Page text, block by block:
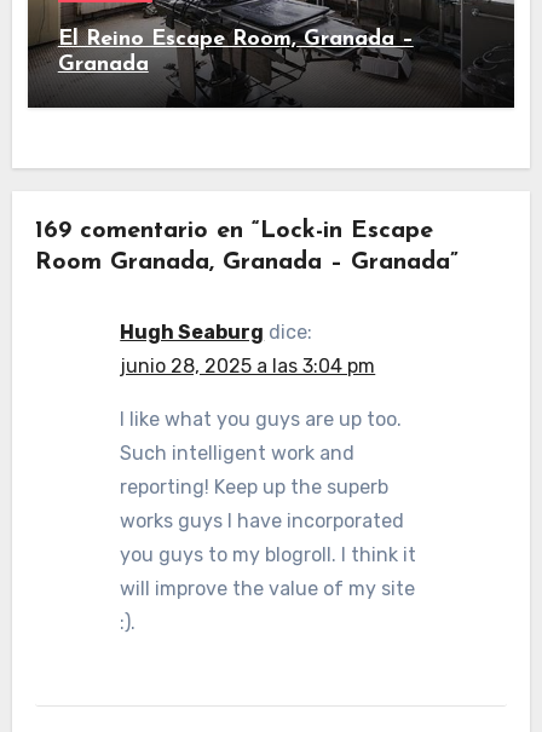
El Reino Escape Room, Granada –
Granada
169 comentario en “Lock-in Escape
Room Granada, Granada – Granada”
Hugh Seaburg dice:
junio 28, 2025 a las 3:04 pm
I like what you guys are up too.
Such intelligent work and
reporting! Keep up the superb
works guys I have incorporated
you guys to my blogroll. I think it
will improve the value of my site
:).